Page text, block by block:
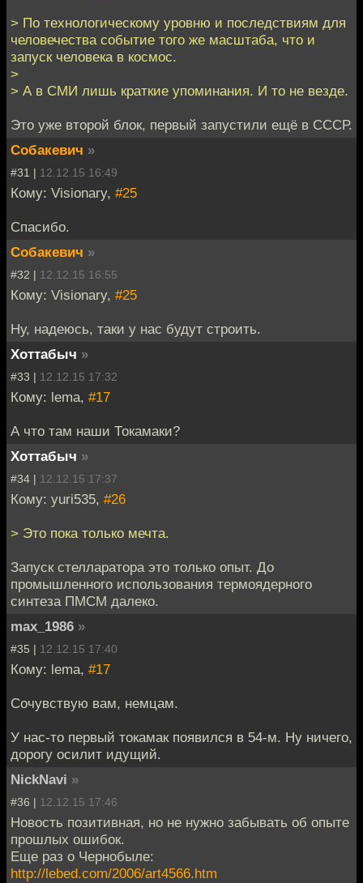
> По технологическому уровню и последствиям для
человечества событие того же масштаба, что и
запуск человека в космос.
>
> А в СМИ лишь краткие упоминания. И то не везде.
Это уже второй блок, первый запустили ещё в СССР.
Собакевич »
#31 | 12.12.15 16:49
Кому: Visionary, #25
Спасибо.
Собакевич »
#32 | 12.12.15 16:55
Кому: Visionary, #25
Ну, надеюсь, таки у нас будут строить.
Хоттабыч »
#33 | 12.12.15 17:32
Кому: lema, #17
А что там наши Токамаки?
Хоттабыч »
#34 | 12.12.15 17:37
Кому: yuri535, #26
> Это пока только мечта.
Запуск стелларатора это только опыт. До
промышленного использования термоядерного
синтеза ПМСМ далеко.
max_1986 »
#35 | 12.12.15 17:40
Кому: lema, #17
Сочувствую вам, немцам.
У нас-то первый токамак появился в 54-м. Ну ничего,
дорогу осилит идущий.
NickNavi »
#36 | 12.12.15 17:46
Новость позитивная, но не нужно забывать об опыте
прошлых ошибок.
Еще раз о Чернобыле:
http://lebed.com/2006/art4566.htm